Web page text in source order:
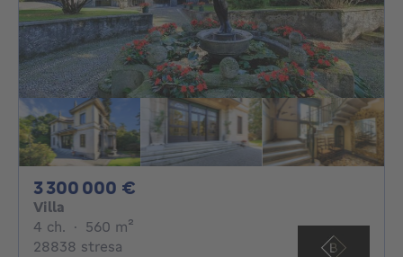
3 300 000 €
Villa
4 ch. 4 chambres
· 560 m²
28838 stresa